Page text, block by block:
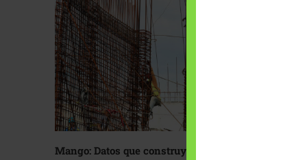
Mango: Datos que construyen confianza